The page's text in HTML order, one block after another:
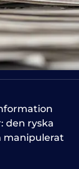
den ryska
manipulerat